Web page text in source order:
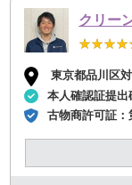
クリー
東京都品川区
本人確認証提出
古物商許可証：